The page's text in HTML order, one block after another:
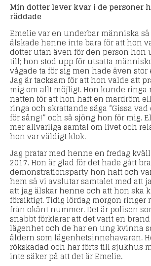
Min dotter lever kvar i de personer
räddade
Emelie var en underbar människa
älskade henne inte bara för att hon
dotter utan även för den person hon
till; hon stod upp för utsatta
vågade ta för sig men hade även stor
Jag är tacksam för att hon valde att
mig om allt möjligt. Hon kunde ringa
natten för att hon haft en mardröm
ringa och skrattande säga “Gissa
för sång!” och så sjöng hon för mig.
mer allvarliga samtal om livet och
hon var väldigt klok.
Jag pratar med henne en fredag
2017. Hon är glad för det hade gått
demonstrationsparty hon haft och
hem så vi avslutar samtalet med att
att jag älskar henne och att hon ska
försiktigt. Tidig lördag morgon ringer
från okänt nummer. Det är polisen
snabbt förklarar att det varit en
lägenhet och de har en ung kvinna
åldern som lägenhetsinnehavaren.
rökskadad och har förts till sjukhus
inte säker på att det är Emelie.